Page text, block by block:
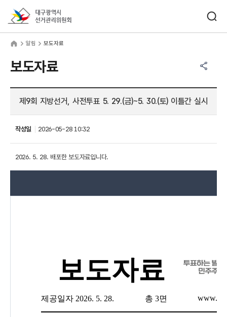
알림 보도자료
보도자료
제9회 지방선거, 사전투표 5. 29.(금)~5. 30.(토) 이틀간 실시
작성일 2026-05-28 10:32
2026. 5. 28. 배포한 보도자료입니다.